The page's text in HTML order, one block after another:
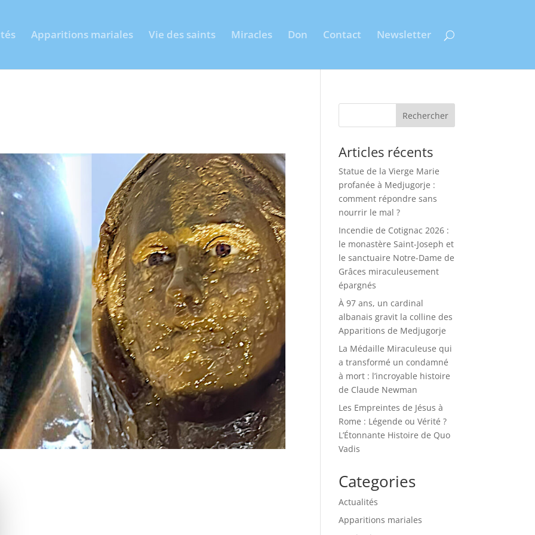
Apparitions mariales Vie des saints Miracles Don Contact Newsletter
Rechercher
Articles récents
Statue de la Vierge Marie
profanée à Medjugorje :
comment répondre sans
nourrir le mal ?
Incendie de Cotignac 2026 :
le monastère Saint-Joseph et
le sanctuaire Notre-Dame de
Grâces miraculeusement
épargnés
À 97 ans, un cardinal
albanais gravit la colline des
Apparitions de Medjugorje
La Médaille Miraculeuse qui
a transformé un condamné
à mort : l’incroyable histoire
de Claude Newman
Les Empreintes de Jésus à
Rome : Légende ou Vérité ?
L’Étonnante Histoire de Quo
Vadis
Categories
Actualités
Apparitions mariales